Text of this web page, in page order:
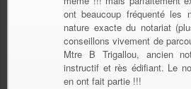
ont beaucoup fréquenté les
nature exacte du notariat
conseillons vivement de
Mtre B Trigallou, ancien
instructif et rès édifiant. Le
en ont fait partie !!!